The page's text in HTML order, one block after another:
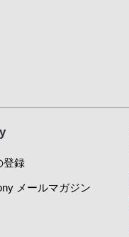
登録
メールマガジン